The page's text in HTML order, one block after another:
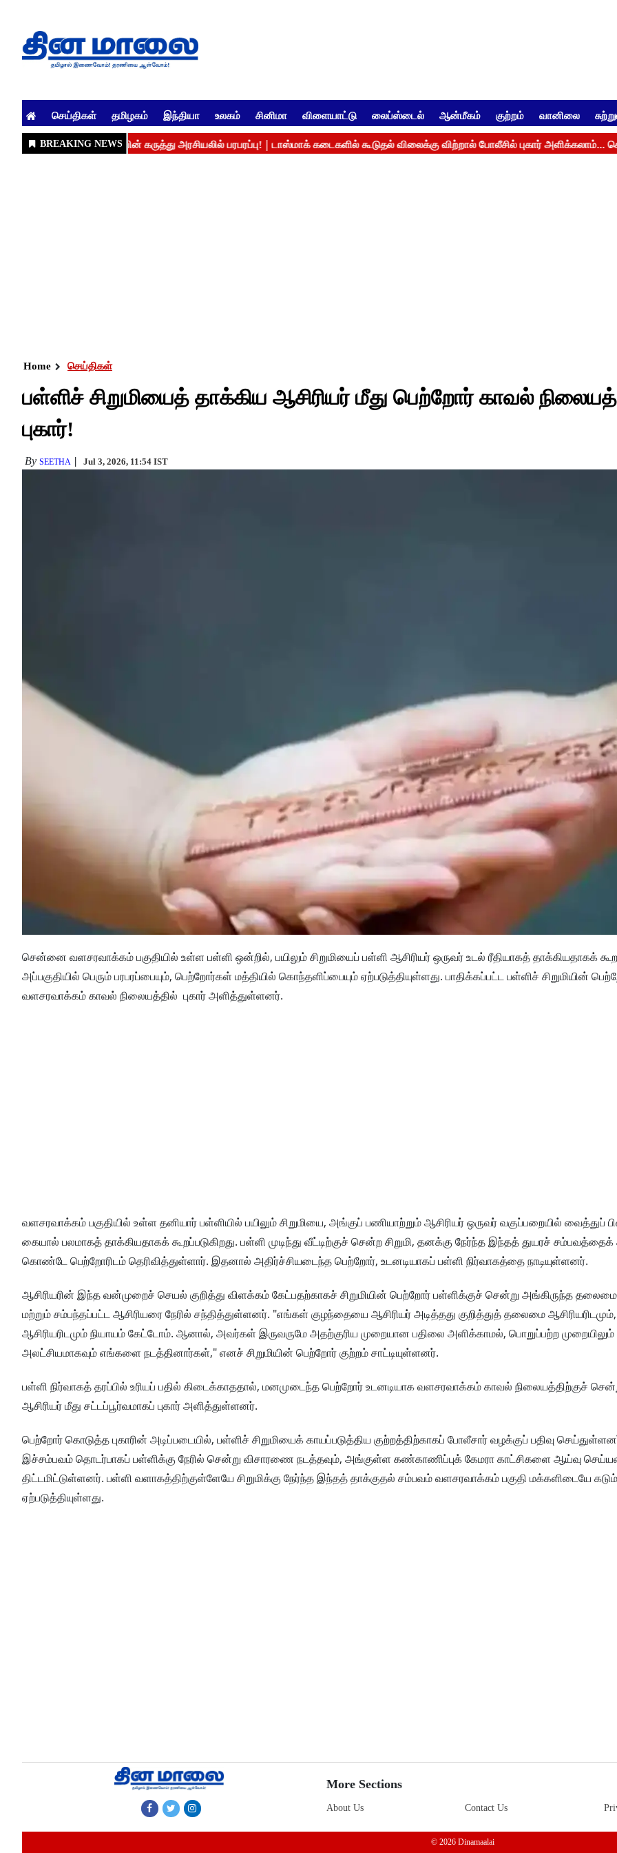
செய்திகள் தமிழகம் இந்தியா உலகம் சினிமா விளையாட்டு லைப்ஸ்டைல் ஆன்மீகம் குற்றம் வானிலை
Home செய்திகள்
பள்ளிச் சிறுமியைத் தாக்கிய ஆசிரியர் மீது பெற்றோர் காவல்
புகார்!
By SEETHA Jul 3, 2026, 11:54 IST
சென்னை வளசரவாக்கம் பகுதியில் உள்ள பள்ளி ஒன்றில், பயிலும் சிறுமியைப் பள்ளி ஆசிரியர் ஒருவர் உடல் ரீதியாகத் தாக்கியதாகக்
அப்பகுதியில் பெரும் பரபரப்பையும், பெற்றோர்கள் மத்தியில் கொந்தளிப்பையும் ஏற்படுத்தியுள்ளது. பாதிக்கப்பட்ட பள்ளிச் சிறுமியின்
வளசரவாக்கம் காவல் நிலையத்தில் புகார் அளித்துள்ளனர்.
வளசரவாக்கம் பகுதியில் உள்ள தனியார் பள்ளியில் பயிலும் சிறுமியை, அங்குப் பணியாற்றும் ஆசிரியர் ஒருவர் வகுப்பறையில் வைத்துப்
கையால் பலமாகத் தாக்கியதாகக் கூறப்படுகிறது. பள்ளி முடிந்து வீட்டிற்குச் சென்ற சிறுமி, தனக்கு நேர்ந்த இந்தத் துயரச் சம்பவத்தைக்
கொண்டே பெற்றோரிடம் தெரிவித்துள்ளார். இதனால் அதிர்ச்சியடைந்த பெற்றோர், உடனடியாகப் பள்ளி நிர்வாகத்தை நாடியுள்ளனர்.
ஆசிரியரின் இந்த வன்முறைச் செயல் குறித்து விளக்கம் கேட்பதற்காகச் சிறுமியின் பெற்றோர் பள்ளிக்குச் சென்று அங்கிருந்த தலைமை
மற்றும் சம்பந்தப்பட்ட ஆசிரியரை நேரில் சந்தித்துள்ளனர். "எங்கள் குழந்தையை ஆசிரியர் அடித்தது குறித்துத் தலைமை
ஆசிரியரிடமும் நியாயம் கேட்டோம். ஆனால், அவர்கள் இருவருமே அதற்குரிய முறையான பதிலை அளிக்காமல், பொறுப்பற்ற முறையிலும்
அலட்சியமாகவும் எங்களை நடத்தினார்கள்," எனச் சிறுமியின் பெற்றோர் குற்றம் சாட்டியுள்ளனர்.
பள்ளி நிர்வாகத் தரப்பில் உரியப் பதில் கிடைக்காததால், மனமுடைந்த பெற்றோர் உடனடியாக வளசரவாக்கம் காவல் நிலையத்திற்குச்
ஆசிரியர் மீது சட்டப்பூர்வமாகப் புகார் அளித்துள்ளனர்.
பெற்றோர் கொடுத்த புகாரின் அடிப்படையில், பள்ளிச் சிறுமியைக் காயப்படுத்திய குற்றத்திற்காகப் போலீசார் வழக்குப் பதிவு
இச்சம்பவம் தொடர்பாகப் பள்ளிக்கு நேரில் சென்று விசாரணை நடத்தவும், அங்குள்ள கண்காணிப்புக் கேமரா காட்சிகளை ஆய்வு
திட்டமிட்டுள்ளனர். பள்ளி வளாகத்திற்குள்ளேயே சிறுமிக்கு நேர்ந்த இந்தத் தாக்குதல் சம்பவம் வளசரவாக்கம் பகுதி மக்களிடையே
ஏற்படுத்தியுள்ளது.
More Sections
About Us Contact Us
© 2026 Dinamaalai